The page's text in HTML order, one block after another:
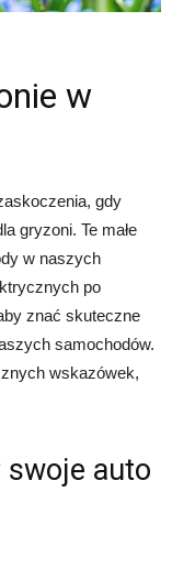
w
gdy
gryzoni. Te małe
w naszych
po
znać skuteczne
samochodów.
wskazówek,
swoje auto